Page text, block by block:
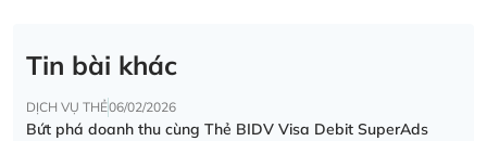
Tin bài khác
DỊCH VỤ THẺ06/02/2026
Bứt phá doanh thu cùng Thẻ BIDV Visa Debit SuperAds